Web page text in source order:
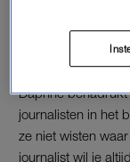
zaten, zei hij:
we waren
Daphne
journalisten in het
ze niet wisten
journalist wil je